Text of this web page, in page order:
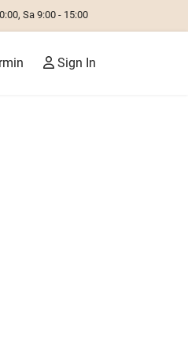
Sa 9:00 - 15:00
Sign In